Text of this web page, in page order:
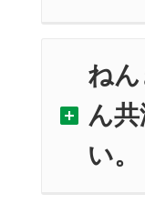
ね
ん
い。